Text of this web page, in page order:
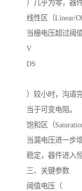
）几乎为零，器
线性区（Linear/
当栅电压超过阈
V
DS
）较小时，沟道
当于可变电阻。
饱和区（
当漏电压进一步
稳定，器件进入
三、关键参数
阈值电压（